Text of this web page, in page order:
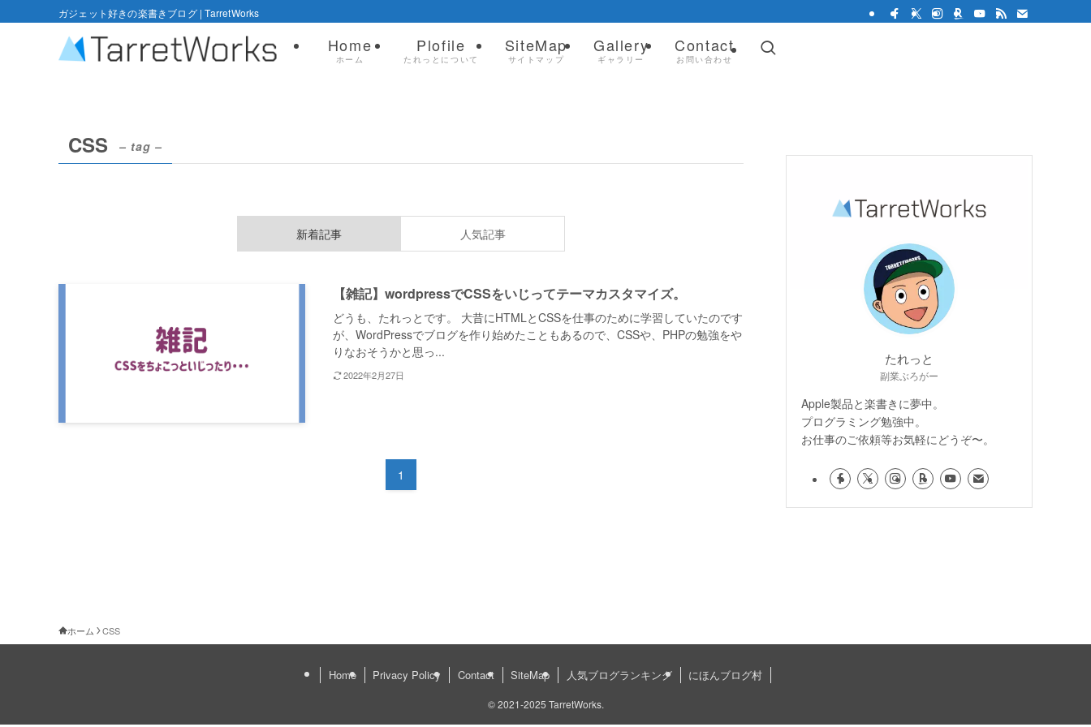
ガジェット好きの楽書きブログ | TarretWorks
Home
ホーム
Plofile
たれっとについて
SiteMap
サイトマップ
Gallery
ギャラリー
Contact
お問い合わせ
CSS – tag –
新着記事 人気記事
【雑記】wordpressでCSSをいじってテーマカスタマイズ。
どうも、たれっとです。 大昔にHTMLとCSSを仕事のために学習していたのです
が、WordPressでブログを作り始めたこともあるので、CSSや、PHPの勉強をや
りなおそうかと思っ...
2022年2月27日
1
たれっと
副業ぶろがー
Apple製品と楽書きに夢中。
プログラミング勉強中。
お仕事のご依頼等お気軽にどうぞ〜。
ホーム CSS
Home Privacy Policy Contact SiteMap 人気ブログランキング にほんブログ村
©2021-2025 TarretWorks.